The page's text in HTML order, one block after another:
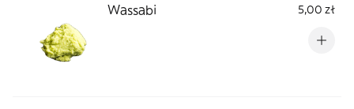
Wassabi 5,00 zł